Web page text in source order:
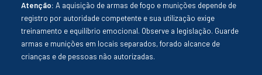
Atenção: A aquisição de armas de fogo e munições depende de
registro por autoridade competente e sua utilização exige
treinamento e equilíbrio emocional. Observe a legislação. Guarde
armas e munições em locais separados, forado alcance de
crianças e de pessoas não autorizadas.